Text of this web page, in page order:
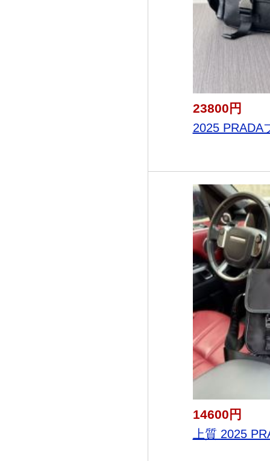
23800円
2025 PRADA
14600円
上質 2025